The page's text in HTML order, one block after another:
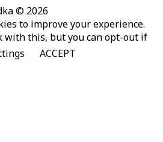
© 2026
to improve your experience.
with this, but you can opt-out if
ACCEPT